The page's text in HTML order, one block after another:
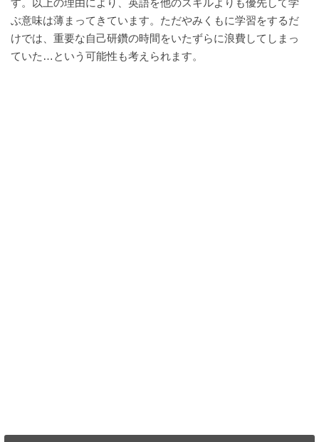
す。以上の理由により、英語を他のスキルよりも優先して学
ぶ意味は薄まってきています。ただやみくもに学習をするだ
けでは、重要な自己研鑽の時間をいたずらに浪費してしまっ
ていた … という 可能性も考えられます。